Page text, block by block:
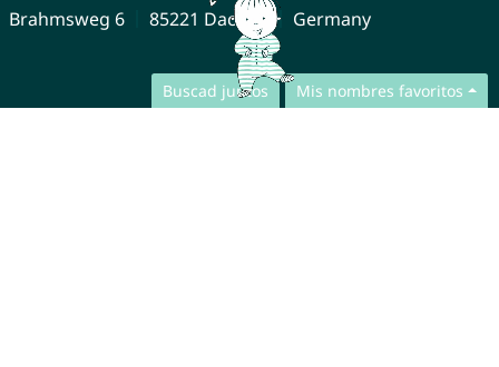
Buscad juntos Mis nombres favoritos
Brahmsweg 6
85221 Dachau Germany